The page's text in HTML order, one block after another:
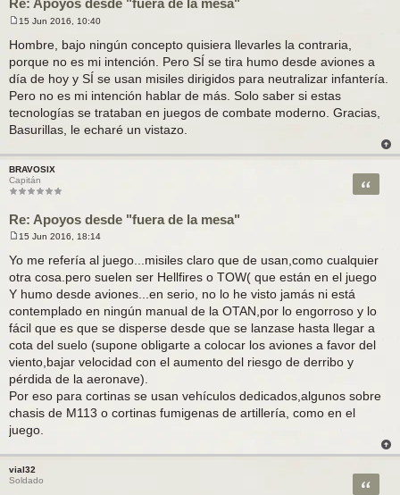
Re: Apoyos desde "fuera de la mesa"
n
s
j
e
15 Jun 2016, 10:40
Hombre, bajo ningún concepto quisiera llevarles la contraria,
porque no es mi intención. Pero SÍ se tira humo desde aviones a
día de hoy y SÍ se usan misiles dirigidos para neutralizar infantería.
Pero no es mi intención hablar de más. Solo saber si estas
tecnologías se trataban en juegos de combate moderno. Gracias,
Basurillas, le echaré un vistazo.
BRAVOSIX
Capitán
Re: Apoyos desde "fuera de la mesa"
Citar
n
s
e
15 Jun 2016, 18:14
Yo me refería al juego...misiles claro que de usan,como cualquier
otra cosa.pero suelen ser Hellfires o TOW( que están en el juego
Y humo desde aviones...en serio, no lo he visto jamás ni está
contemplado en ningún manual de la OTAN,por lo engorroso y lo
fácil que es que se disperse desde que se lanzase hasta llegar a
cota del suelo (supone obligarte a colocar los aviones a favor del
viento,bajar velocidad con el aumento del riesgo de derribo y
pérdida de la aeronave).
Por eso para cortinas se usan vehículos dedicados,algunos sobre
chasis de M113 o cortinas fumigenas de artillería, como en el
juego.
vial32
Soldado
Citar